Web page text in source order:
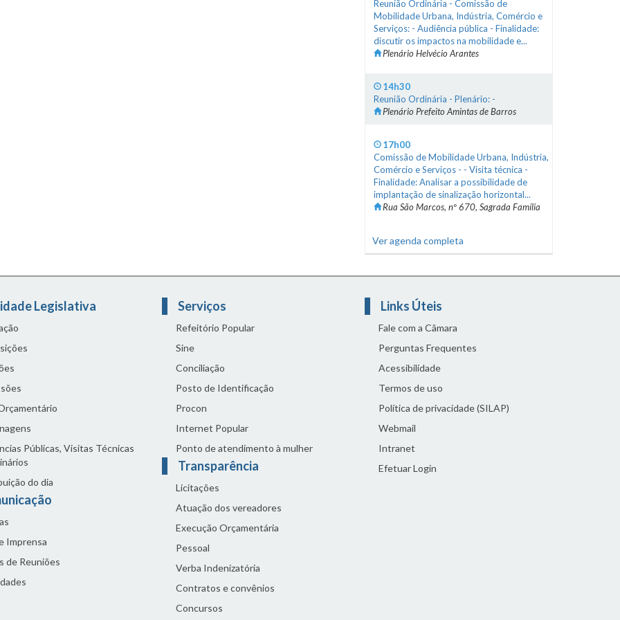
Reunião Ordinária - Comissão de
Mobilidade Urbana, Indústria, Comércio e
Serviços: - Audiência pública - Finalidade:
discutir os impactos na mobilidade e...
Plenário Helvécio Arantes
14h30
Reunião Ordinária - Plenário: -
Plenário Prefeito Amintas de Barros
17h00
Comissão de Mobilidade Urbana, Indústria,
Comércio e Serviços - - Visita técnica -
Finalidade: Analisar a possibilidade de
implantação de sinalização horizontal...
Rua São Marcos, nº 670, Sagrada Família
Ver agenda completa
Legislativa
Públicas, Visitas Técnicas
do dia
Imprensa
de Reuniões
Serviços
Refeitório Popular
Sine
Conciliação
Posto de Identificação
Procon
Internet Popular
Ponto de atendimento à mulher
Transparência
Licitações
Atuação dos vereadores
Execução Orçamentária
Pessoal
Verba Indenizatória
Contratos e convênios
Concursos
Links Úteis
Fale com a Câmara
Perguntas Frequentes
Acessibilidade
Termos de uso
Política de privacidade (SILAP)
Webmail
Intranet
Efetuar Login